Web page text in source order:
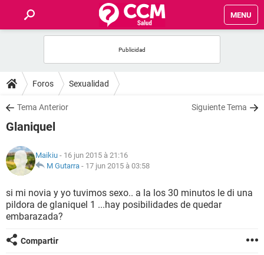
MENU
FORUMS
SALUD
FAMILIA
NUTRICIÓN
BIENESTAR
Foros Sexualidad
Tema Anterior Siguiente Tema
Glaniquel
Maikiu - 16 jun 2015 à 21:16
M Gutarra - 17 jun 2015 à 03:58
si mi novia y yo tuvimos sexo.. a la los 30 minutos le di una
pildora de glaniquel 1 ...hay posibilidades de quedar
embarazada?
Compartir